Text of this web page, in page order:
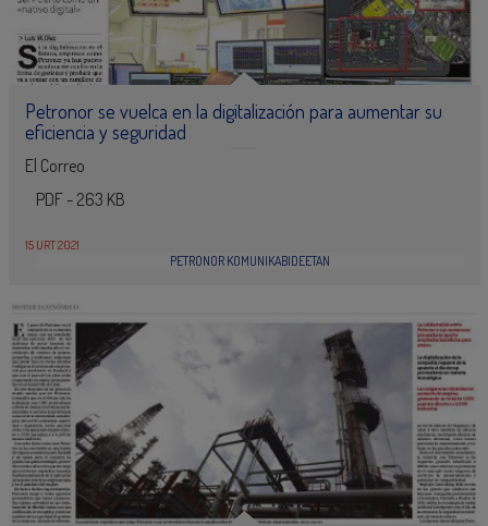
Petronor se vuelca en la digitalización para aumentar su
eficiencia y seguridad
El Correo
PDF - 263 KB
15 URT 2021
PETRONOR KOMUNIKABIDEETAN